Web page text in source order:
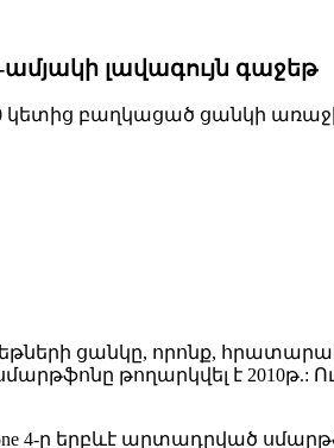
ամյակի լավագույն գաջեթ
կետից բաղկացած ցանկի
ցանկը, որոնք,
սմարթֆոնը թողարկվել է
4-ը երբևէ արտադրված